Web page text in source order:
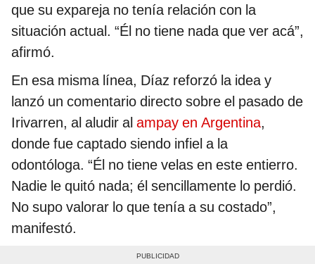
que su expareja no tenía relación con la
situación actual. “Él no tiene nada que ver acá”,
afirmó.
En esa misma línea, Díaz reforzó la idea y
lanzó un comentario directo sobre el pasado de
Irivarren, al aludir al ampay en Argentina,
donde fue captado siendo infiel a la
odontóloga. “Él no tiene velas en este entierro.
Nadie le quitó nada; él sencillamente lo perdió.
No supo valorar lo que tenía a su costado”,
manifestó.